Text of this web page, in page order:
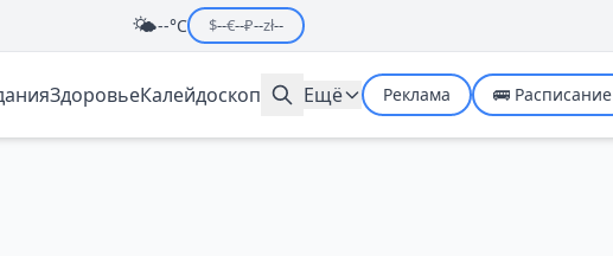
🌤️--°C $--€--₽--zł--
ЗдоровьеКалейдоскоп Ещё Реклама 🚌 Расписание